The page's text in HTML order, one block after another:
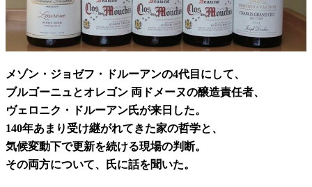
メゾン・ジョゼフ・ドルーアンの4代目にして、
ブルゴーニュとオレゴン 両ドメーヌの醸造責任者、
ヴェロニク・ドルーアン氏が来日した。
140年あまり受け継がれてきた家の哲学と、
気候変動下で更新を続ける現場の判断。
その両方について、氏に話を聞いた。